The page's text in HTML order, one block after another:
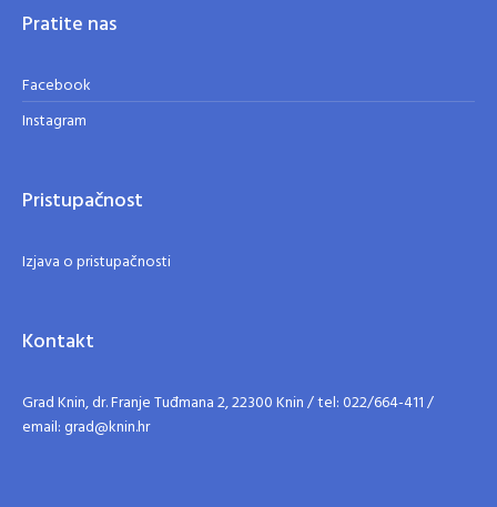
Pratite nas
Facebook
Instagram
Pristupačnost
Izjava o pristupačnosti
Kontakt
Grad Knin, dr. Franje Tuđmana 2, 22300 Knin / tel: 022/664-411 /
email: grad@knin.hr